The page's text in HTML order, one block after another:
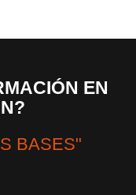
EN
BASES"